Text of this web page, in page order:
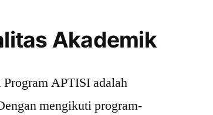
Akademik
APTISI adalah
mengikuti program-